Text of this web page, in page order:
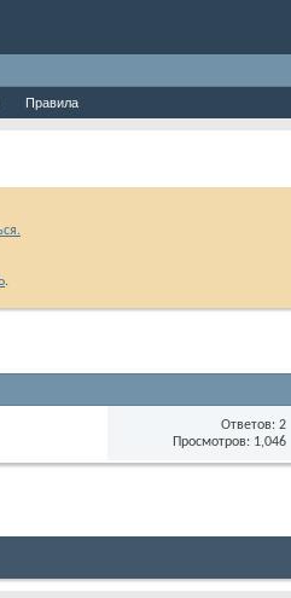
Правила
Ответов: 2
Просмотров: 1,046